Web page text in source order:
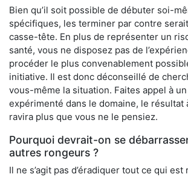
Bien qu’il soit possible de débuter soi-
spécifiques, les terminer par contre
casse-tête. En plus de représenter un
santé, vous ne disposez pas de
procéder le plus convenablement
initiative. Il est donc déconseillé de
vous-même la situation. Faites appel à
expérimenté dans le domaine, le résultat
ravira plus que vous ne le pensiez.
Pourquoi devrait-on se
autres rongeurs ?
Il ne s’agit pas d’éradiquer tout ce qui est